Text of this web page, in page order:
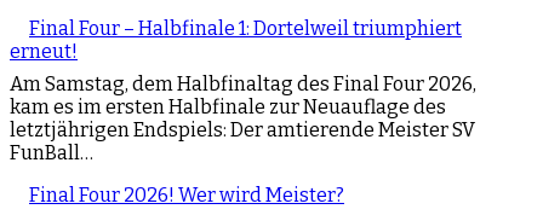
Final Four – Halbfinale 1: Dortelweil triumphiert
erneut!
Am Samstag, dem Halbfinaltag des Final Four 2026,
kam es im ersten Halbfinale zur Neuauflage des
letztjährigen Endspiels: Der amtierende Meister SV
FunBall…
Final Four 2026! Wer wird Meister?